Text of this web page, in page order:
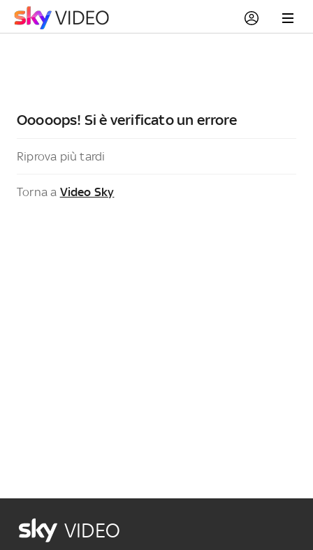
Ooooops! Si è verificato un errore
Riprova più tardi
Torna a Video Sky
VIDEO